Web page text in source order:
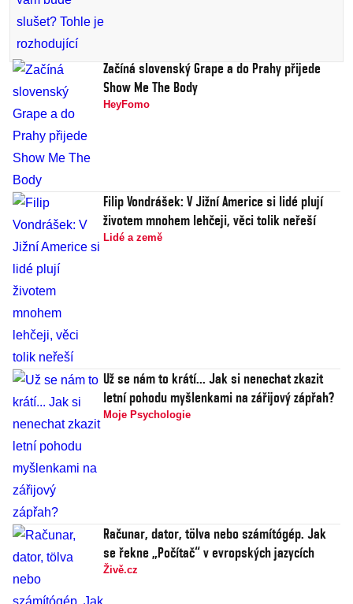
Začíná slovenský Grape a do Prahy přijede
Show Me The Body
HeyFomo
Filip Vondrášek: V Jižní Americe si lidé plují
životem mnohem lehčeji, věci tolik neřeší
Lidé a země
Už se nám to krátí... Jak si nenechat zkazit
letní pohodu myšlenkami na zářijový zápřah?
Moje Psychologie
Računar, dator, tölva nebo számítógép. Jak
se řekne „Počítač“ v evropských jazycích
Živě.cz